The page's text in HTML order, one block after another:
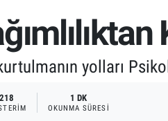
yolları
218 1 DK
OKUNMA SÜRESI